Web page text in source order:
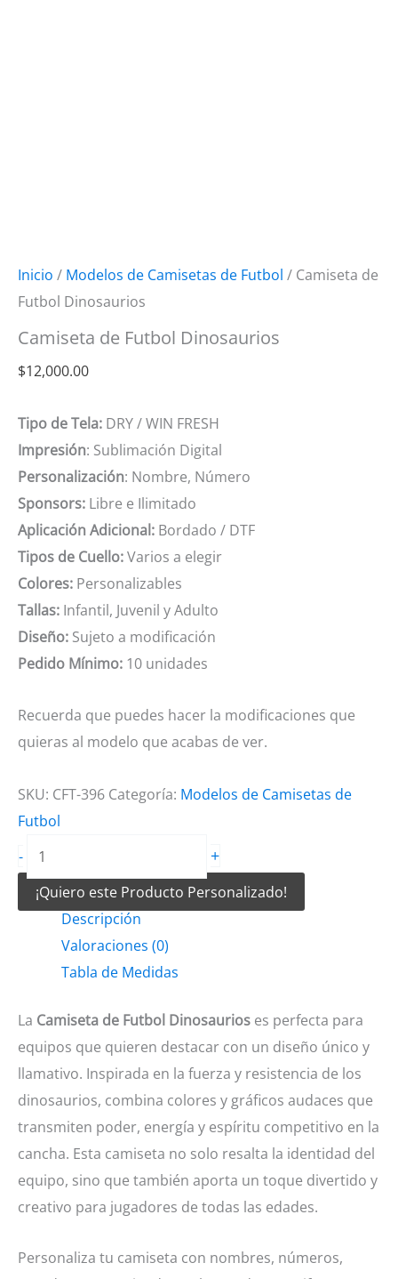
Inicio / Modelos de Camisetas de Futbol / Camiseta de
Futbol Dinosaurios
Camiseta de Futbol Dinosaurios
$12,000.00
Tipo de Tela: DRY / WIN FRESH
Impresión: Sublimación Digital
Personalización: Nombre, Número
Sponsors: Libre e Ilimitado
Aplicación Adicional: Bordado / DTF
Tipos de Cuello:Varios a elegir
Colores: Personalizables
Tallas: Infantil, Juvenil y Adulto
Diseño: Sujeto a modificación
Pedido Mínimo: 10 unidades
Recuerda que puedes hacer la modificaciones que
quieras al modelo que acabas de ver.
SKU: CFT-396 Categoría: Modelos de Camisetas de
Futbol
-
Camiseta
de
Futbol
Dinosaurios
cantidad
+
¡Quiero este Producto Personalizado!
Descripción
Valoraciones (0)
Tabla de Medidas
La Camiseta de Futbol Dinosaurios es perfecta para
equipos que quieren destacar con un diseño único y
llamativo. Inspirada en la fuerza y resistencia de los
dinosaurios, combina colores y gráficos audaces que
transmiten poder, energía y espíritu competitivo en la
cancha. Esta camiseta no solo resalta la identidad del
equipo, sino que también aporta un toque divertido y
creativo para jugadores de todas las edades.
Personaliza tu camiseta con nombres, números,